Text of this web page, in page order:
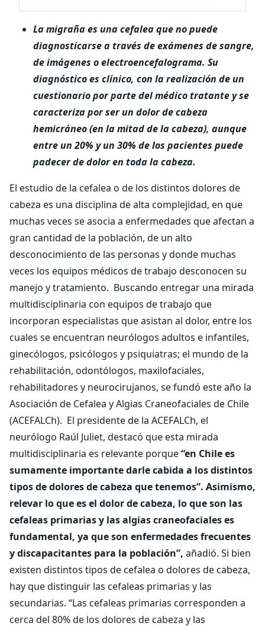
La migraña es una cefalea que no puede
diagnosticarse a través de exámenes de sangre,
de imágenes o electroencefalograma. Su
diagnóstico es clínico, con la realización de un
cuestionario por parte del médico tratante y se
caracteriza por ser un dolor de cabeza
hemicráneo (en la mitad de la cabeza), aunque
entre un 20% y un 30% de los pacientes puede
padecer de dolor en toda la cabeza.
El estudio de la cefalea o de los distintos dolores de
cabeza es una disciplina de alta complejidad, en que
muchas veces se asocia a enfermedades que afectan a
gran cantidad de la población, de un alto
desconocimiento de las personas y donde muchas
veces los equipos médicos de trabajo desconocen su
manejo y tratamiento. Buscando entregar una mirada
multidisciplinaria con equipos de trabajo que
incorporan especialistas que asistan al dolor, entre los
cuales se encuentran neurólogos adultos e infantiles,
ginecólogos, psicólogos y psiquiatras; el mundo de la
rehabilitación, odontólogos, maxilofaciales,
rehabilitadores y neurocirujanos, se fundó este año la
Asociación de Cefalea y Algias Craneofaciales de Chile
(ACEFALCh). El presidente de la ACEFALCh, el
neurólogo Raúl Juliet, destacó que esta mirada
multidisciplinaria es relevante porque“en Chile es
sumamente importante darle cabida a los distintos
tipos de dolores de cabeza que tenemos”. Asimismo,
relevar lo que es el dolor de cabeza, lo que son las
cefaleas primarias y las algias craneofaciales es
fundamental, ya que son enfermedades frecuentes
y discapacitantes para la población”, añadió. Si bien
existen distintos tipos de cefalea o dolores de cabeza,
hay que distinguir las cefaleas primarias y las
secundarias. “Las cefaleas primarias corresponden a
cerca del 80% de los dolores de cabeza y las